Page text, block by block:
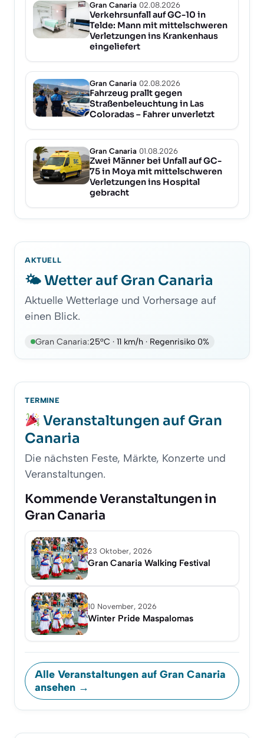
Gran Canaria 02.08.2026
Verkehrsunfall auf GC-10 in
Telde: Mann mit mittelschweren
Verletzungen ins Krankenhaus
eingeliefert
Gran Canaria 02.08.2026
Fahrzeug prallt gegen
Straßenbeleuchtung in Las
Coloradas – Fahrer unverletzt
Gran Canaria 01.08.2026
Zwei Männer bei Unfall auf GC-
75 in Moya mit mittelschweren
Verletzungen ins Hospital
gebracht
AKTUELL
🌤 Wetter auf Gran Canaria
Aktuelle Wetterlage und Vorhersage auf
einen Blick.
Gran Canaria:25°C · 11 km/h · Regenrisiko 0%
TERMINE
Veranstaltungen auf Gran
Canaria
Die nächsten Feste, Märkte, Konzerte und
Veranstaltungen.
Kommende Veranstaltungen in
Gran Canaria
23 Oktober, 2026
Gran Canaria Walking Festival
10 November, 2026
Winter Pride Maspalomas
Alle Veranstaltungen auf Gran Canaria
ansehen →